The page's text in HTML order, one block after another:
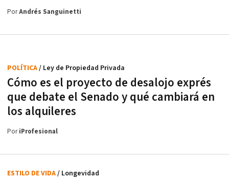
PorAndrés Sanguinetti
Cómo es el proyecto de desalojo exprés
que debate el Senado y qué cambiará en
los alquileres
POLÍTICA/ Ley de Propiedad Privada
PoriProfesional
ESTILO DE VIDA/ Longevidad